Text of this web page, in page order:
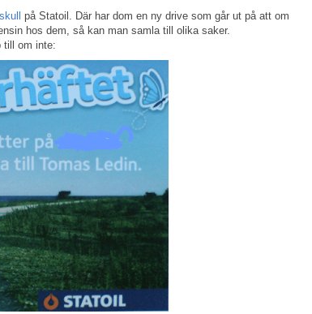
på Statoil. Där har dom en ny drive som går ut på att om
hos dem, så kan man samla till olika saker.
till om inte: